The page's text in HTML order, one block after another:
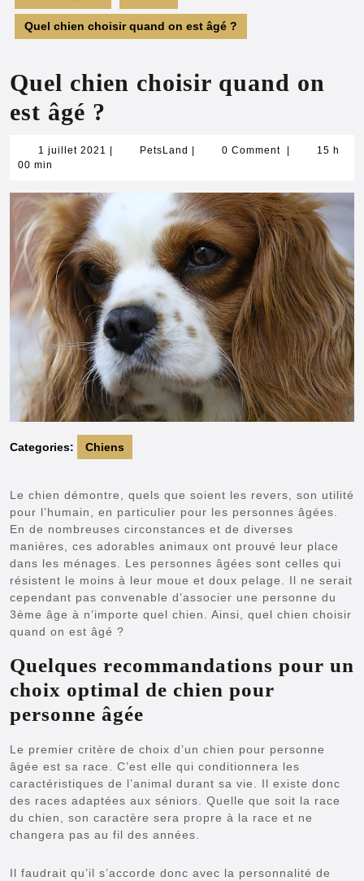
Quel chien choisir quand on est âgé ?
Quel chien choisir quand on
est âgé ?
1 juillet 2021 1
PetsLand PetsLand0 Comment
15 h
00 min
Categories: Chiens
Le chien démontre, quels que soient les revers, son utilité
pour l’humain, en particulier pour les personnes âgées.
En de nombreuses circonstances et de diverses
manières, ces adorables animaux ont prouvé leur place
dans les ménages. Les personnes âgées sont celles qui
résistent le moins à leur moue et doux pelage. Il ne serait
cependant pas convenable d’associer une personne du
3ème âge à n’importe quel chien. Ainsi, quel chien choisir
quand on est âgé ?
Quelques recommandations pour un
choix optimal de chien pour
personne âgée
Le premier critère de choix d’un chien pour personne
âgée est sa race. C’est elle qui conditionnera les
caractéristiques de l’animal durant sa vie. Il existe donc
des races adaptées aux séniors. Quelle que soit la race
du chien, son caractère sera propre à la race et ne
changera pas au fil des années.
Il faudrait qu’il s’accorde donc avec la personnalité de